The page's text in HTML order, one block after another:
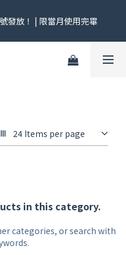
同快去領！
發放！ | 限當月使用完畢
｜$299／$999 各一張｜官網
24 Items per page
in this category.
categories, or search with